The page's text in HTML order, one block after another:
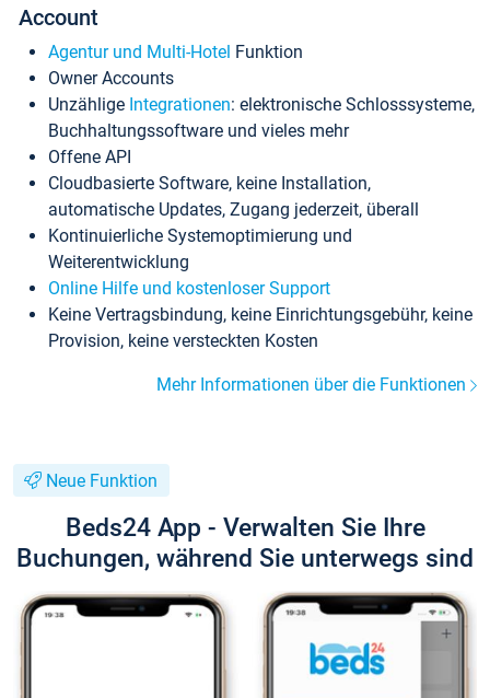
Account
Agentur und Multi-Hotel Funktion
Owner Accounts
Unzählige Integrationen: elektronische Schlosssysteme,
Buchhaltungssoftware und vieles mehr
Offene API
Cloudbasierte Software, keine Installation,
automatische Updates, Zugang jederzeit, überall
Kontinuierliche Systemoptimierung und
Weiterentwicklung
Online Hilfe und kostenloser Support
Keine Vertragsbindung, keine Einrichtungsgebühr, keine
Provision, keine versteckten Kosten
Mehr Informationen über die Funktionen
Neue Funktion
Beds24 App - Verwalten Sie Ihre
Buchungen, während Sie unterwegs sind